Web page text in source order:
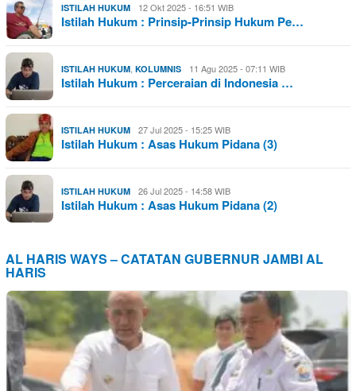
ISTILAH HUKUM 12 Okt 2025 - 16:51 WIB
Istilah Hukum : Prinsip-Prinsip Hukum Pe…
ISTILAH HUKUM, KOLUMNIS 11 Agu 2025 - 07:11 WIB
Istilah Hukum : Perceraian di Indonesia …
ISTILAH HUKUM 27 Jul 2025 - 15:25 WIB
Istilah Hukum : Asas Hukum Pidana (3)
ISTILAH HUKUM 26 Jul 2025 - 14:58 WIB
Istilah Hukum : Asas Hukum Pidana (2)
AL HARIS WAYS – CATATAN GUBERNUR JAMBI AL
HARIS